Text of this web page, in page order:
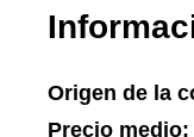
Origen de la
Precio medio: